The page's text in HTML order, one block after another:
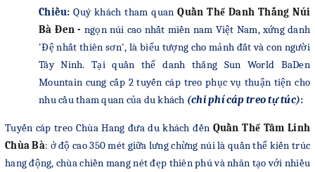
Chiều:Quý khách tham quanQuần Thể Danh Thắng Núi
Bà Đen - ngọn núi cao nhất miền nam Việt Nam, xứng danh
'Đệ nhất thiên sơn', là biểu tượng cho mảnh đất và con người
Tây Ninh. Tại quần thể danh thắng Sun World BaDen
Mountain cung cấp 2 tuyến cáp treo phục vụ thuận tiện cho
nhu cầu tham quan của du khách (chi phí cáp treo tự túc):
Tuyến cáp treo Chùa Hang đưa du khách đến Quần Thể Tâm Linh
Chùa Bà: ở độ cao 350 mét giữa lưng chừng núi là quần thể kiến trúc
hang động, chùa chiền mang nét đẹp thiên phú và nhân tạo với nhiều